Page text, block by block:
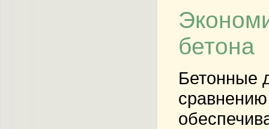
бетона
Бетонные